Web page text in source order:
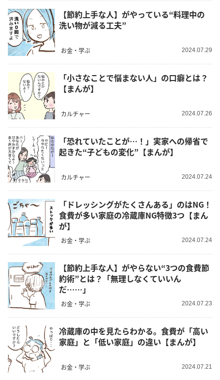
【節約上手な人】がやっている“料理中の
洗い物が減る工夫”
お金・学ぶ 2024.07.29
「小さなことで悩まない人」の口癖とは？
【まんが】
カルチャー 2024.07.26
「恐れていたことが…！」実家への帰省で
起きた“子どもの変化”【まんが】
カルチャー 2024.07.24
「ドレッシングがたくさんある」のはNG！
食費が多い家庭の冷蔵庫NG特徴3つ【まん
が】
お金・学ぶ 2024.07.24
【節約上手な人】がやらない“3つの食費節
約術”とは？「無理しなくていいん
だ……」
お金・学ぶ 2024.07.23
冷蔵庫の中を見たらわかる。食費が「高い
家庭」と「低い家庭」の違い【まんが】
お金・学ぶ 2024.07.21